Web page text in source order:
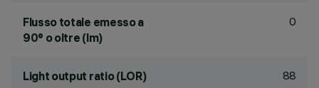
Flusso totale emesso a
90° o oltre (lm)
0
Light output ratio (LOR) 88